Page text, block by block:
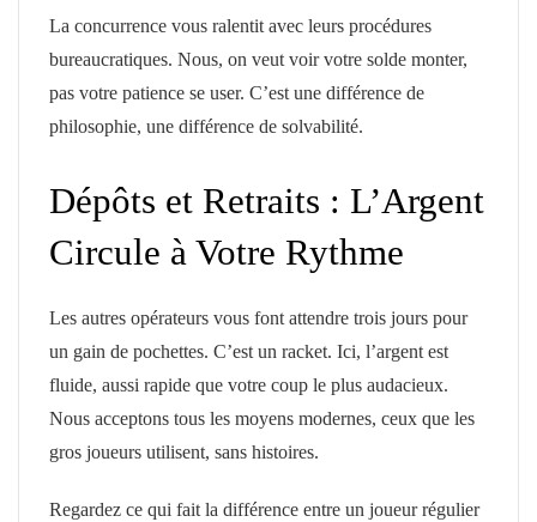
La concurrence vous ralentit avec leurs procédures
bureaucratiques. Nous, on veut voir votre solde monter,
pas votre patience se user. C’est une différence de
philosophie, une différence de solvabilité.
Dépôts et Retraits : L’Argent
Circule à Votre Rythme
Les autres opérateurs vous font attendre trois jours pour
un gain de pochettes. C’est un racket. Ici, l’argent est
fluide, aussi rapide que votre coup le plus audacieux.
Nous acceptons tous les moyens modernes, ceux que les
gros joueurs utilisent, sans histoires.
Regardez ce qui fait la différence entre un joueur régulier